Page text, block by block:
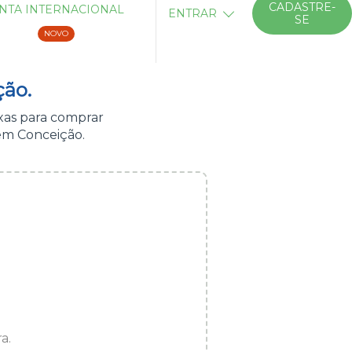
INTERNACIONAL
NOVO
ENTRAR
CADASTRE-
SE
para comprar
Conceição.